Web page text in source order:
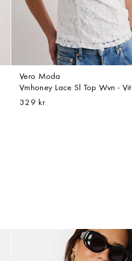
Vero Moda
Vmhoney Lace Sl Top Wvn - Vit
329 kr